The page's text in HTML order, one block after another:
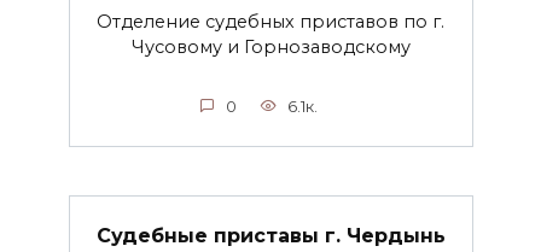
Отделение судебных приставов по г.
Чусовому и Горнозаводскому
0 6.1к.
Судебные приставы г. Чердынь